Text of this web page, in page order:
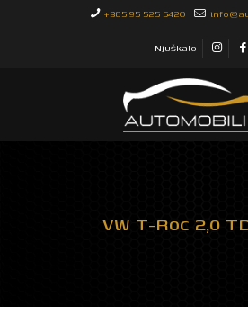
+385 95 525 5420
Njuškalo
VW T-Roc 2,0